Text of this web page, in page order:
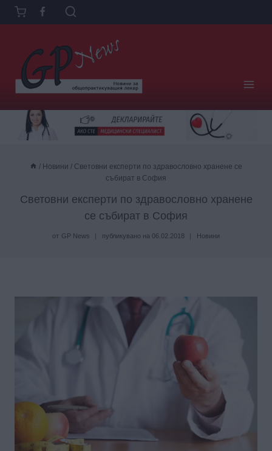
Към
съдържанието
/ Новини / Световни експерти по здравословно хранене се
събират в София
Световни експерти по здравословно хранене
се събират в София
от GP News публикувано на 06.02.2018 Новини